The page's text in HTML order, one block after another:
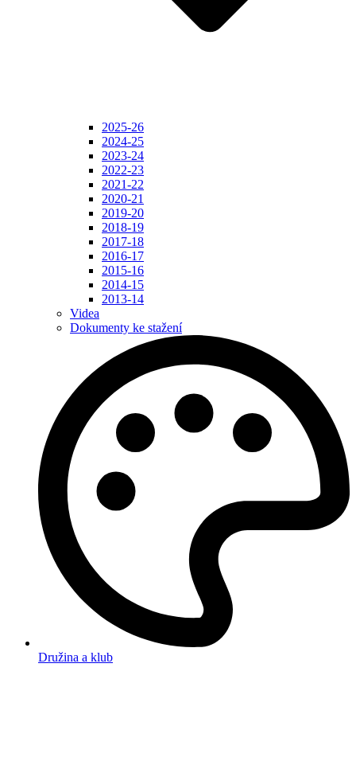
2025-26
2024-25
2023-24
2022-23
2021-22
2020-21
2019-20
2018-19
2017-18
2016-17
2015-16
2014-15
2013-14
Videa
Dokumenty ke stažení
Družina a klub